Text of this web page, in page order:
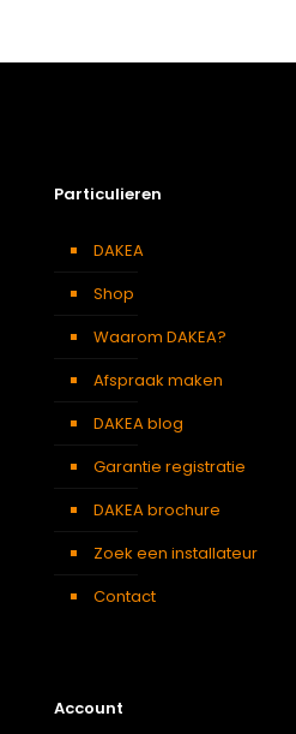
Particulieren
DAKEA
Shop
Waarom DAKEA?
Afspraak maken
DAKEA blog
Garantie registratie
DAKEA brochure
Zoek een installateur
Contact
Account